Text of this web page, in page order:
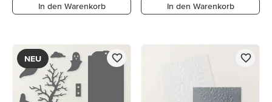
In den Warenkorb In den Warenkorb
NEU